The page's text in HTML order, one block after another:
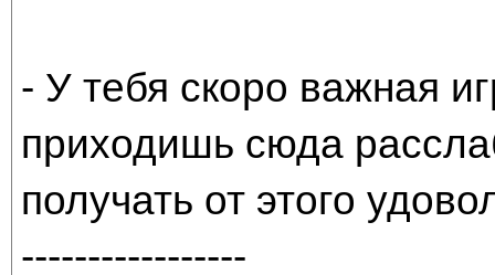
- У тебя скоро важная
приходишь сюда
получать от этого
-----------------